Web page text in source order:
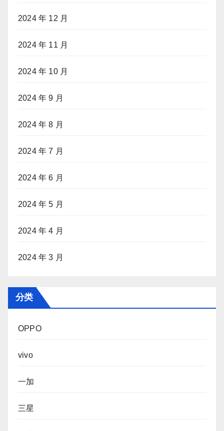
2024 年 12 月
2024 年 11 月
2024 年 10 月
2024 年 9 月
2024 年 8 月
2024 年 7 月
2024 年 6 月
2024 年 5 月
2024 年 4 月
2024 年 3 月
分类
OPPO
vivo
一加
三星